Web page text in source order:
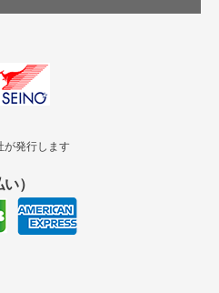
紙に適した紙はありますか？
が発行します
）